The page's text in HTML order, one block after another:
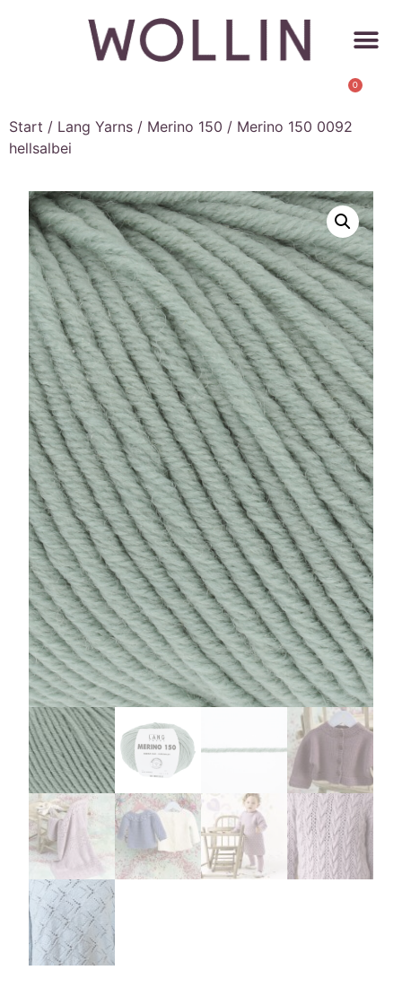
0
Start / Lang Yarns / Merino 150 / Merino 150 0092
hellsalbei